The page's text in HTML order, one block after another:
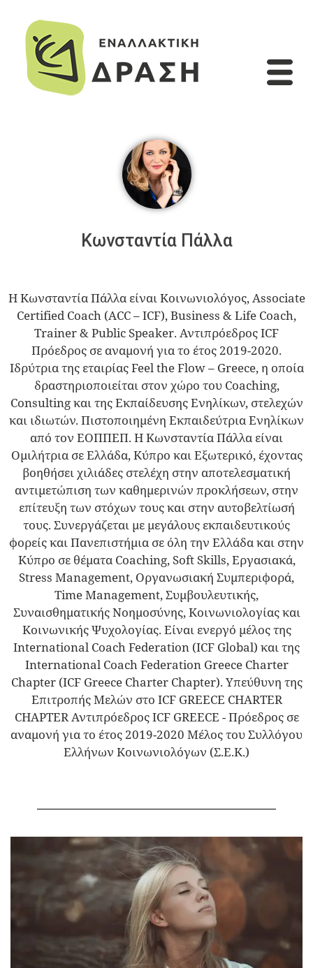
Κωνσταντία Πάλλα
Η Κωνσταντία Πάλλα είναι Κοινωνιολόγος, Associate
Certified Coach (ACC – ICF), Business & Life Coach,
Trainer & Public Speaker. Αντιπρόεδρος ICF
Πρόεδρος σε αναμονή για το έτος 2019-2020.
Ιδρύτρια της εταιρίας Feel the Flow – Greece, η οποία
δραστηριοποιείται στον χώρο του Coaching,
Consulting και της Εκπαίδευσης Ενηλίκων, στελεχών
και ιδιωτών. Πιστοποιημένη Εκπαιδεύτρια Ενηλίκων
από τον ΕΟΠΠΕΠ. Η Κωνσταντία Πάλλα είναι
Ομιλήτρια σε Ελλάδα, Κύπρο και Εξωτερικό, έχοντας
βοηθήσει χιλιάδες στελέχη στην αποτελεσματική
αντιμετώπιση των καθημερινών προκλήσεων, στην
επίτευξη των στόχων τους και στην αυτοβελτίωσή
τους. Συνεργάζεται με μεγάλους εκπαιδευτικούς
φορείς και Πανεπιστήμια σε όλη την Ελλάδα και στην
Κύπρο σε θέματα Coaching, Soft Skills, Εργασιακά,
Stress Management, Οργανωσιακή Συμπεριφορά,
Time Management, Συμβουλευτικής,
Συναισθηματικής Νοημοσύνης, Κοινωνιολογίας και
Κοινωνικής Ψυχολογίας. Είναι ενεργό μέλος της
International Coach Federation (ICF Global) και της
International Coach Federation Greece Charter
Chapter (ICF Greece Charter Chapter). Υπεύθυνη της
Επιτροπής Μελών στο ICF GREECE CHARTER
CHAPTER Αντιπρόεδρος ICF GREECE - Πρόεδρος σε
αναμονή για το έτος 2019-2020 Μέλος του Συλλόγου
Ελλήνων Κοινωνιολόγων (Σ.Ε.Κ.)